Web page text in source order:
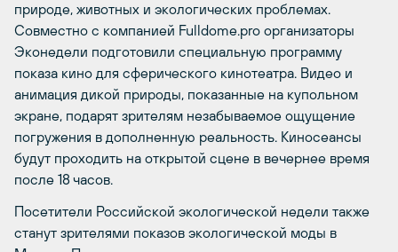
природе, животных и экологических проблемах.
Совместно с компанией Fulldome.pro организаторы
Эконедели подготовили специальную программу
показа кино для сферического кинотеатра. Видео и
анимация дикой природы, показанные на купольном
экране, подарят зрителям незабываемое ощущение
погружения в дополненную реальность. Киносеансы
будут проходить на открытой сцене в вечернее время
после 18 часов.
Посетители Российской экологической недели также
станут зрителями показов экологической моды в